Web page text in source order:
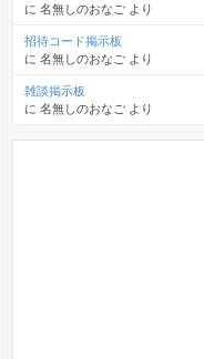
に 名無しのおなご より
招待コード掲示板
に 名無しのおなご より
雑談掲示板
に 名無しのおなご より